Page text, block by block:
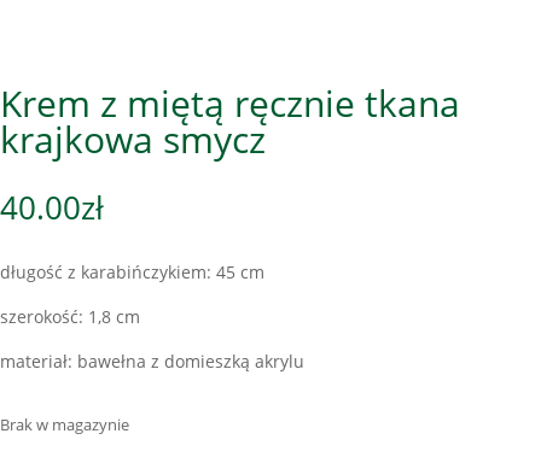
Krem z miętą ręcznie tkana
krajkowa smycz
40.00zł
długość z karabińczykiem: 45 cm
szerokość: 1,8 cm
materiał: bawełna z domieszką akrylu
Brak w magazynie